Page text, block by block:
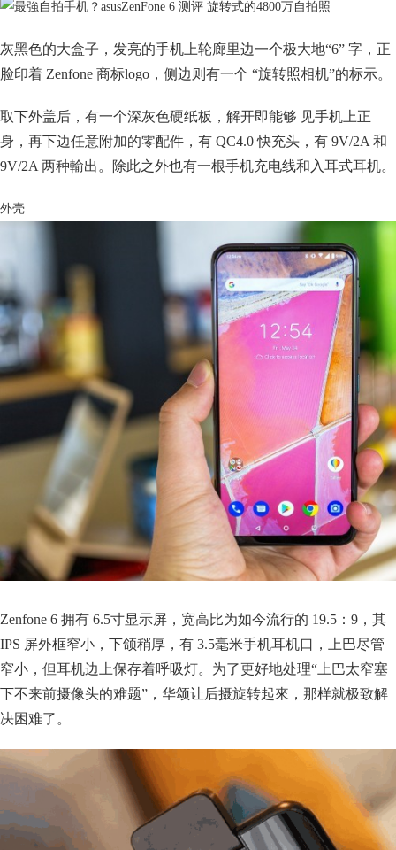
灰黑色的大盒子，发亮的手机上轮廊里边一个极大地“6” 字，正
脸印着 Zenfone 商标logo，侧边则有一个 “旋转照相机”的标示。
取下外盖后，有一个深灰色硬纸板，解开即能够 见手机上正
身，再下边任意附加的零配件，有 QC4.0 快充头，有 9V/2A 和
9V/2A 两种輸出。除此之外也有一根手机充电线和入耳式耳机。
外壳
Zenfone 6 拥有 6.5寸显示屏，宽高比为如今流行的 19.5：9，其
IPS 屏外框窄小，下颌稍厚，有 3.5毫米手机耳机口，上巴尽管
窄小，但耳机边上保存着呼吸灯。为了更好地处理“上巴太窄塞
下不来前摄像头的难题”，华颂让后摄旋转起來，那样就极致解
决困难了。